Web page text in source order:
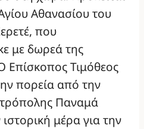
Αθανασίου του
που
με δωρεά της
Επίσκοπος Τιμόθεος
πορεία από την
Παναμά
μέρα για την